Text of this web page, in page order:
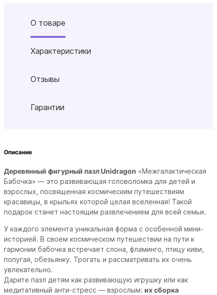
О товаре
Характеристики
Отзывы
Гарантии
Описание
Деревянный фигурный пазл Unidragon «Межгалактическая
Бабочка» — это развивающая головоломка для детей и
взрослых, посвященная космическим путешествиям
красавицы, в крыльях которой целая вселенная! Такой
подарок станет настоящим развлечением для всей семьи.
У каждого элемента уникальная форма с особенной мини-
историей. В своем космическом путешествии на пути к
гармонии бабочка встречает слона, фламинго, птицу киви,
попугая, обезьянку. Трогать и рассматривать их очень
увлекательно.
Дарите пазл детям как развивающую игрушку или как
медитативный анти-стресс — взрослым: их сборка